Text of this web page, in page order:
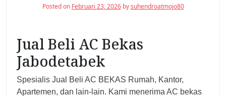
Posted on Februari 23, 2026bysuhendroatmojo80
Jual Beli AC Bekas
Jabodetabek
Spesialis Jual Beli AC BEKAS Rumah, Kantor,
Apartemen, dan lain-lain. Kami menerima AC bekas